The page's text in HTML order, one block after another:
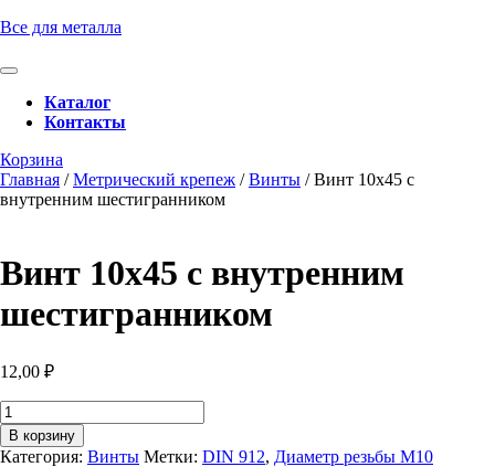
Перейти
содержимому
Все для металла
Кнопка
ОткрытьКаталог
Контакты
Кнопка
Закрыть
Корзина
консультацию
Главная /Метрический крепеж /Винты / Винт 10х45 с
внутренним шестигранником
Винт 10х45 с внутренним
шестигранником
12,00 ₽
Количество
товара
Винт
В корзину
Категория: Винты Метки: DIN 912, Диаметр резьбы М10